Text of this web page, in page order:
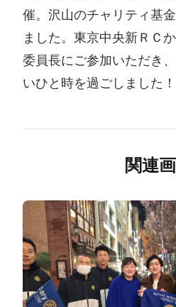
催。沢山のチャリティ基
ました。東京中央新ＲＣ
委員長にご参加いただき
いひと時を過ごしました！
関連